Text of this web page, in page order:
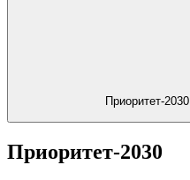
Приоритет-2030
Приоритет-2030